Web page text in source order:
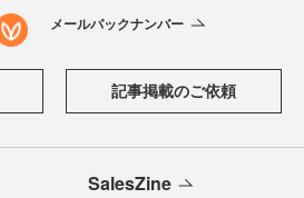
メールバックナンバー
記事掲載のご依頼
SalesZine